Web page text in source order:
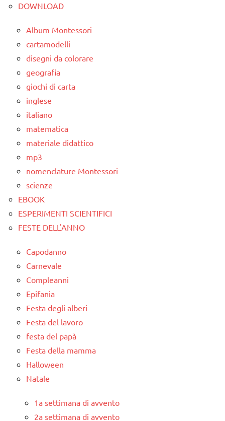
ARGOMENTI
TUTTI GLI
ARTICOLI
classe
dettati
dettati
ortografici
LINGUAGGIO
SCIENZE
scienze:
TUTTI GLI
ARGOMENTI
TUTTI GLI
DOWNLOAD
Album Montessori
cartamodelli
disegni da colorare
geografia
giochi di carta
inglese
italiano
matematica
materiale didattico
mp3
nomenclature Montessori
scienze
EBOOK
ESPERIMENTI SCIENTIFICI
FESTE DELL'ANNO
Capodanno
Carnevale
Compleanni
Epifania
Festa degli alberi
Festa del lavoro
festa del papà
Festa della mamma
Halloween
Natale
1a settimana di avvento
2a settimana di avvento